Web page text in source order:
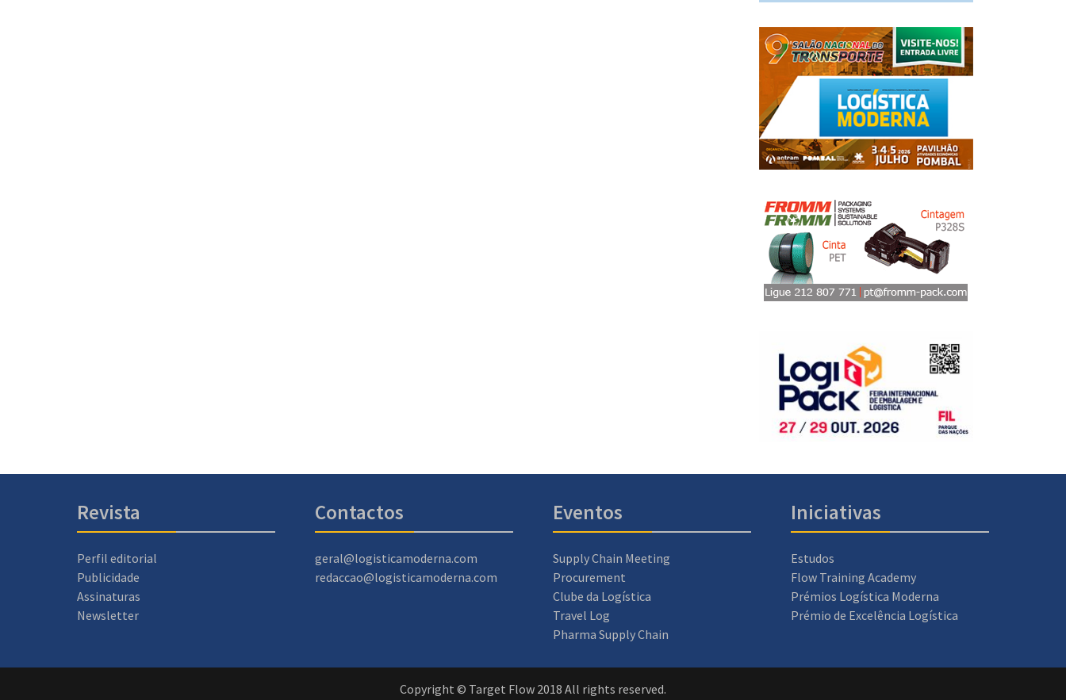
Revista
Perfil editorial
Publicidade
Assinaturas
Newsletter
Contactos
geral@logisticamoderna.com
redaccao@logisticamoderna.com
Eventos
Supply Chain Meeting
Procurement
Clube da Logística
Travel Log
Pharma Supply Chain
Iniciativas
Estudos
Flow Training Academy
Prémios Logística Moderna
Prémio de Excelência Logística
Copyright © Target Flow 2018 All rights reserved.